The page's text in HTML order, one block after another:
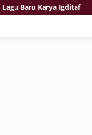
Karya Igditaf